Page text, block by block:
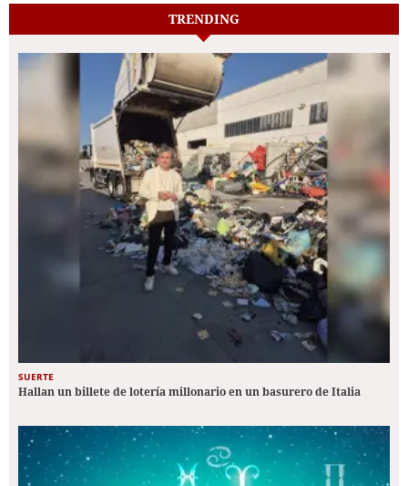
TRENDING
SUERTE
Hallan un billete de lotería millonario en un basurero de Italia